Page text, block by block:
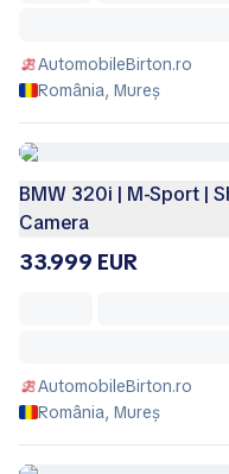
AutomobileBirton.ro
România, Mureș
BMW 320i | M-Sport |
Camera
33.999 EUR
AutomobileBirton.ro
România, Mureș